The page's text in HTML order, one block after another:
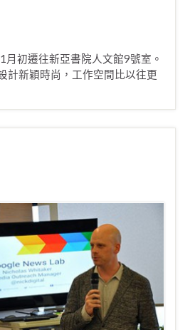
初遷往新亞書院人文館9號室。
計新穎時尚，工作空間比以往更